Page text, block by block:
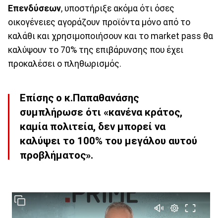
Επενδύσεων, υποστήριξε ακόμα ότι όσες
οικογένειες αγοράζουν προϊόντα μόνο από το
καλάθι και χρησιμοποιήσουν και το market pass θα
καλύψουν το 70% της επιβάρυνσης που έχει
προκαλέσει ο πληθωρισμός.
Επίσης ο κ.Παπαθανάσης
συμπλήρωσε ότι «κανένα κράτος,
καμία πολιτεία, δεν μπορεί να
καλύψει το 100% του μεγάλου αυτού
προβλήματος».